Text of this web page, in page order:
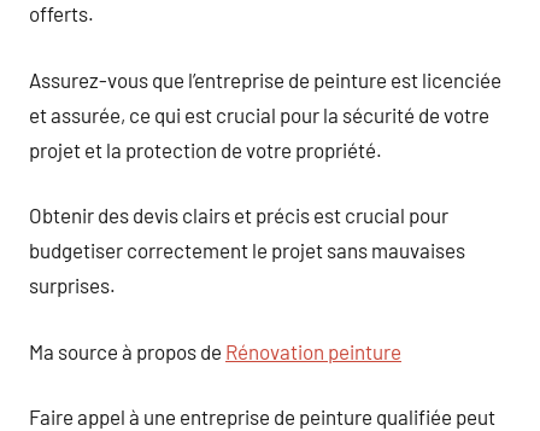
offerts.
Assurez-vous que l’entreprise de peinture est licenciée
et assurée, ce qui est crucial pour la sécurité de votre
projet et la protection de votre propriété.
Obtenir des devis clairs et précis est crucial pour
budgetiser correctement le projet sans mauvaises
surprises.
Ma source à propos de Rénovation peinture
Faire appel à une entreprise de peinture qualifiée peut